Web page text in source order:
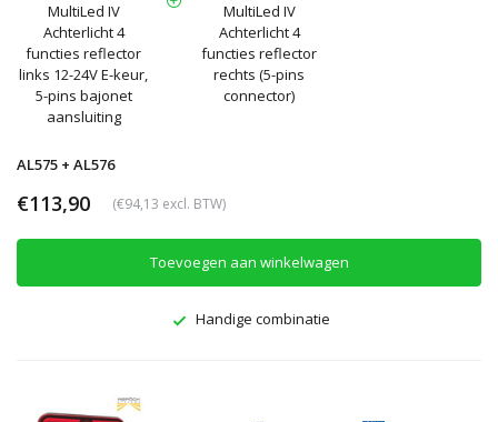
MultiLed IV
Achterlicht 4
functies reflector
links 12-24V E-keur,
5-pins bajonet
aansluiting
MultiLed IV
Achterlicht 4
functies reflector
rechts (5-pins
connector)
AL575 + AL576
€113,90 (€94,13 excl. BTW)
Toevoegen aan winkelwagen
Handige combinatie